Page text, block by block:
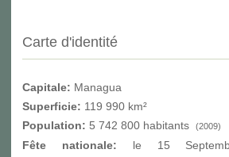
Carte d'identité
Capitale: Managua
Superficie: 119 990 km²
Population: 5 742 800 habitants (2009)
Fête nationale: le 15